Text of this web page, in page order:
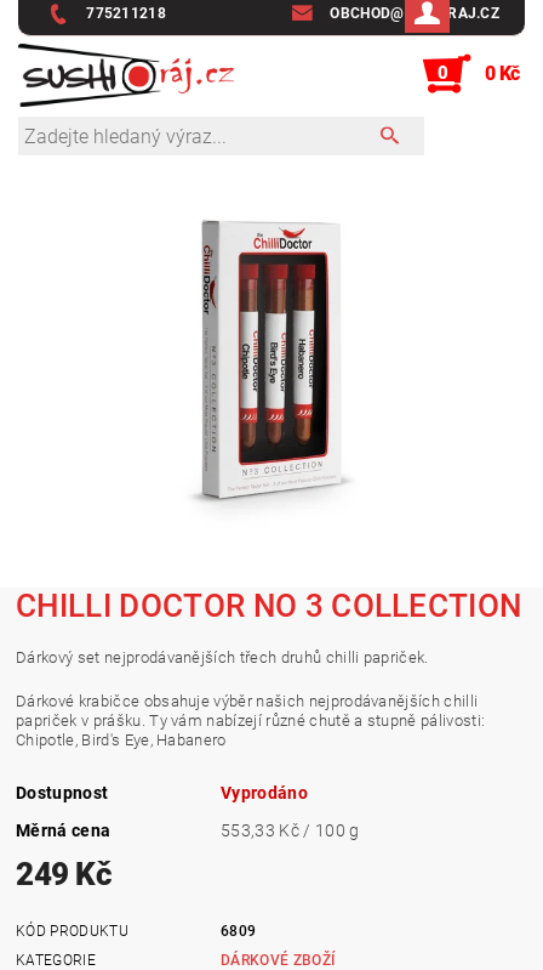
775211218 OBCHOD@SUSHIRAJ.CZ
0 0 Kč
CHILLI DOCTOR NO 3 COLLECTION
Dárkový set nejprodávanějších třech druhů chilli papriček.
Dárkové krabičce obsahuje výběr našich nejprodávanějších chilli
papriček v prášku. Ty vám nabízejí různé chutě a stupně pálivosti:
Chipotle, Bird's Eye, Habanero
Dostupnost
Vyprodáno
Měrná cena
553,33 Kč / 100 g
249 Kč
KÓD PRODUKTU
6809
KATEGORIE
DÁRKOVÉ ZBOŽÍ